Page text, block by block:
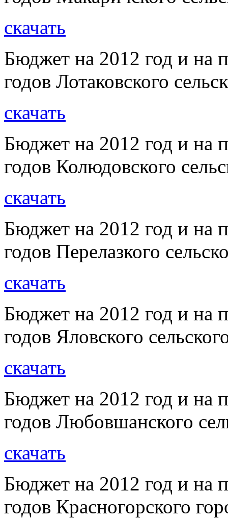
скачать
Бюджет на 2012 год и на
годов Лотаковского
скачать
Бюджет на 2012 год и на
годов Колюдовского
скачать
Бюджет на 2012 год и на
годов Перелазкого
скачать
Бюджет на 2012 год и на
годов Яловского
скачать
Бюджет на 2012 год и на
годов Любовшанского
скачать
Бюджет на 2012 год и на
годов Красногорского